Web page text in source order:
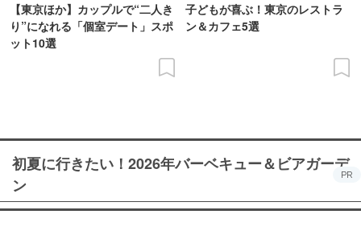
【東京ほか】カップルで“二人き
り”になれる「個室デート」スポ
ット10選
子どもが喜ぶ！東京のレストラ
ン＆カフェ5選
初夏に行きたい！2026年バーベキュー＆ビアガーデ
ン
PR